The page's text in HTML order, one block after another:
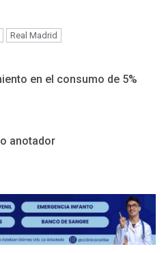
Real Madrid
en el consumo de 5%
anotador
fortalece capacidad
ÚLTIMA HORA
hundimiento de la